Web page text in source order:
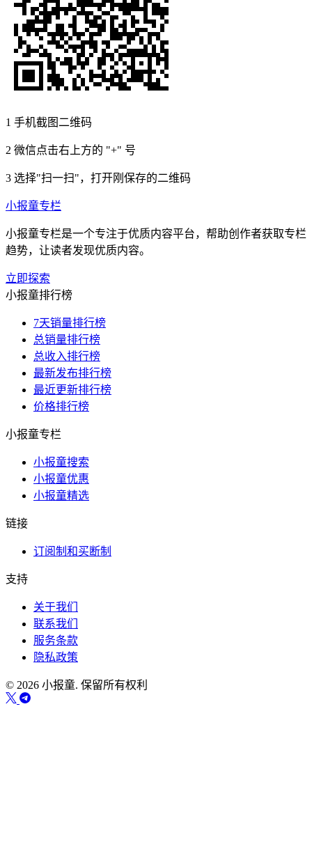
1 手机截图二维码
2 微信点击右上方的 "+" 号
3 选择"扫一扫"，打开刚保存的二维码
小报童专栏
小报童专栏是一个专注于优质内容平台，帮助创作者获取专栏
趋势，让读者发现优质内容。
立即探索
小报童排行榜
7天销量排行榜
总销量排行榜
总收入排行榜
最新发布排行榜
最近更新排行榜
价格排行榜
小报童专栏
小报童搜索
小报童优惠
小报童精选
链接
订阅制和买断制
支持
关于我们
联系我们
服务条款
隐私政策
© 2026 小报童. 保留所有权利